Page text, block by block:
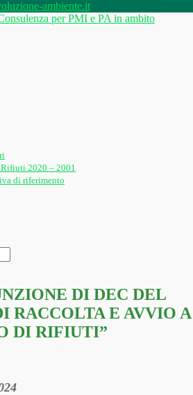
ambiente.it
2020 – 2001
di riferimento
DI DEC DEL
RACCOLTA E AVVIO A
DI RIFIUTI”